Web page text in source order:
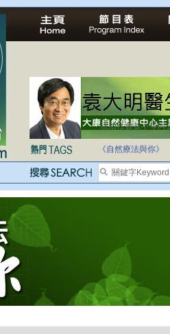
法治社會並不等同
自家教育合法化-
《自然療法與你》